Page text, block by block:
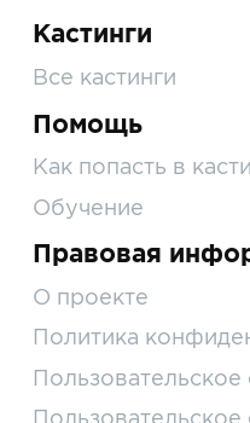
Кастинги
Все кастинги
Помощь
Как попасть в
Обучение
Правовая
О проекте
Политика
Пользовательское